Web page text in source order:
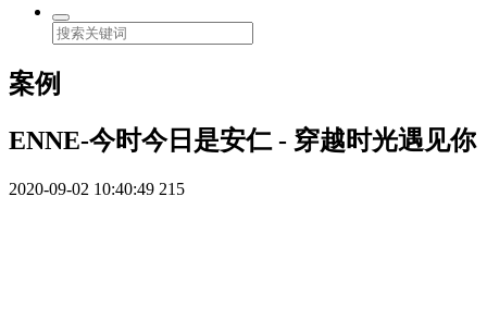
案例
ENNE-今时今日是安仁 - 穿越时光遇见你
2020-09-02 10:40:49 215